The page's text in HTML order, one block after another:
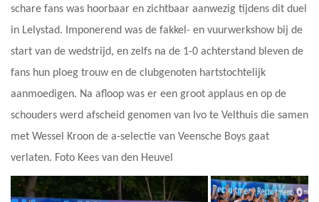
schare fans was hoorbaar en zichtbaar aanwezig tijdens dit duel
in Lelystad. Imponerend was de fakkel- en vuurwerkshow bij de
start van de wedstrijd, en zelfs na de 1-0 achterstand bleven de
fans hun ploeg trouw en de clubgenoten hartstochtelijk
aanmoedigen. Na afloop was er een groot applaus en op de
schouders werd afscheid genomen van Ivo te Velthuis die samen
met Wessel Kroon de a-selectie van Veensche Boys gaat
verlaten. Foto Kees van den Heuvel